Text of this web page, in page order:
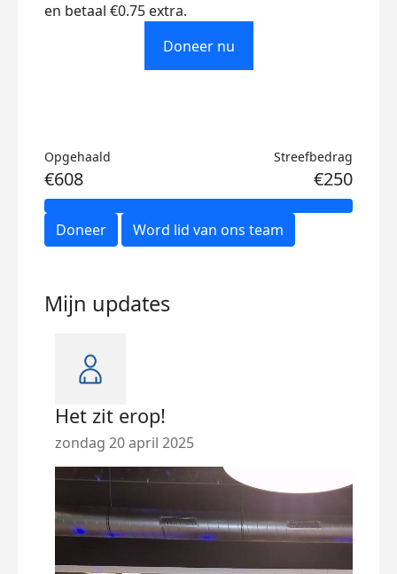
en betaal €0.75 extra.
Doneer nu
Opgehaald
€608
Streefbedrag
€250
Doneer Word lid van ons team
Mijn updates
Het zit erop!
zondag 20 april 2025